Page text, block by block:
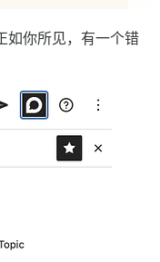
如你所见，有一个错